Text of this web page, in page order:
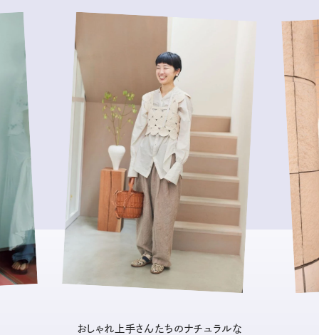
おしゃれ上手さんたちのナチュラルな